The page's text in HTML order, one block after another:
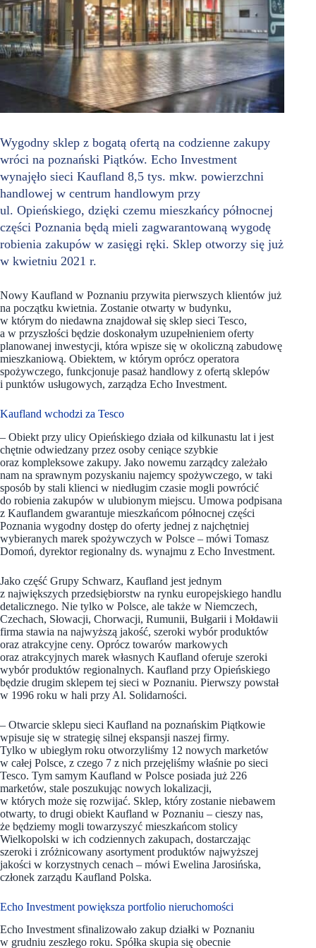
Wygodny sklep z bogatą ofertą na codzienne zakupy
wróci na poznański Piątków. Echo Investment
wynajęło sieci Kaufland 8,5 tys. mkw. powierzchni
handlowej w centrum handlowym przy
ul. Opieńskiego, dzięki czemu mieszkańcy północnej
części Poznania będą mieli zagwarantowaną wygodę
robienia zakupów w zasięgi ręki. Sklep otworzy się już
w kwietniu 2021 r.
Nowy Kaufland w Poznaniu przywita pierwszych klientów już
na początku kwietnia. Zostanie otwarty w budynku,
w którym do niedawna znajdował się sklep sieci Tesco,
a w przyszłości będzie doskonałym uzupełnieniem oferty
planowanej inwestycji, która wpisze się w okoliczną zabudowę
mieszkaniową. Obiektem, w którym oprócz operatora
spożywczego, funkcjonuje pasaż handlowy z ofertą sklepów
i punktów usługowych, zarządza Echo Investment.
Kaufland wchodzi za Tesco
– Obiekt przy ulicy Opieńskiego działa od kilkunastu lat i jest
chętnie odwiedzany przez osoby ceniące szybkie
oraz kompleksowe zakupy. Jako nowemu zarządcy zależało
nam na sprawnym pozyskaniu najemcy spożywczego, w taki
sposób by stali klienci w niedługim czasie mogli powrócić
do robienia zakupów w ulubionym miejscu. Umowa podpisana
z Kauflandem gwarantuje mieszkańcom północnej części
Poznania wygodny dostęp do oferty jednej z najchętniej
wybieranych marek spożywczych w Polsce – mówi Tomasz
Domoń, dyrektor regionalny ds. wynajmu z Echo Investment.
Jako część Grupy Schwarz, Kaufland jest jednym
z największych przedsiębiorstw na rynku europejskiego handlu
detalicznego. Nie tylko w Polsce, ale także w Niemczech,
Czechach, Słowacji, Chorwacji, Rumunii, Bułgarii i Mołdawii
firma stawia na najwyższą jakość, szeroki wybór produktów
oraz atrakcyjne ceny. Oprócz towarów markowych
oraz atrakcyjnych marek własnych Kaufland oferuje szeroki
wybór produktów regionalnych. Kaufland przy Opieńskiego
będzie drugim sklepem tej sieci w Poznaniu. Pierwszy powstał
w 1996 roku w hali przy Al. Solidarności.
– Otwarcie sklepu sieci Kaufland na poznańskim Piątkowie
wpisuje się w strategię silnej ekspansji naszej firmy.
Tylko w ubiegłym roku otworzyliśmy 12 nowych marketów
w całej Polsce, z czego 7 z nich przejęliśmy właśnie po sieci
Tesco. Tym samym Kaufland w Polsce posiada już 226
marketów, stale poszukując nowych lokalizacji,
w których może się rozwijać. Sklep, który zostanie niebawem
otwarty, to drugi obiekt Kaufland w Poznaniu – cieszy nas,
że będziemy mogli towarzyszyć mieszkańcom stolicy
Wielkopolski w ich codziennych zakupach, dostarczając
szeroki i zróżnicowany asortyment produktów najwyższej
jakości w korzystnych cenach – mówi Ewelina Jarosińska,
członek zarządu Kaufland Polska.
Echo Investment powiększa portfolio nieruchomości
Echo Investment sfinalizowało zakup działki w Poznaniu
w grudniu zeszłego roku. Spółka skupia się obecnie